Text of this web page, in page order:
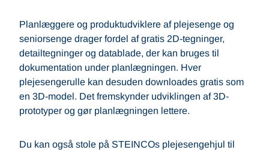
Planlæggere og produktudviklere af plejesenge og
seniorsenge drager fordel af gratis 2D-tegninger,
detailtegninger og datablade, der kan bruges til
dokumentation under planlægningen. Hver
plejesengerulle kan desuden downloades gratis som
en 3D-model. Det fremskynder udviklingen af 3D-
prototyper og gør planlægningen lettere.
Du kan også stole på STEINCOs plejesengehjul til